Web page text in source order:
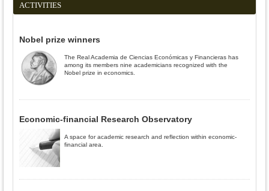
ACTIVITIES
Nobel prize winners
The Real Academia de Ciencias Económicas y Financieras has
among its members nine academicians recognized with the
Nobel prize in economics.
Economic-financial Research Observatory
A space for academic research and reflection within economic-
financial area.